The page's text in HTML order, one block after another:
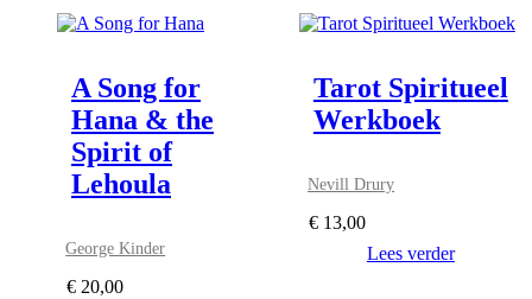
A Song for
Hana & the
Spirit of
Lehoula
George Kinder
€ 20,00
Tarot Spiritueel
Werkboek
Nevill Drury
€13,00
Lees verder